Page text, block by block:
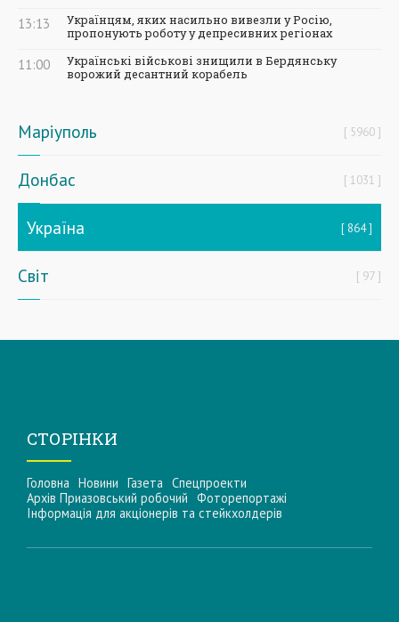
13:13
Українцям, яких насильно вивезли у Росію,
пропонують роботу у депресивних регіонах
11:00
Українські військові знищили в Бердянську
ворожий десантний корабель
Маріуполь 5960
Донбас 1031
Україна 864
Світ 97
СТОРІНКИ
Головна Новини Газета Спецпроекти
Архів Приазовський робочий Фоторепортажі
Інформацiя для акцiонерiв та стейкхолдерiв